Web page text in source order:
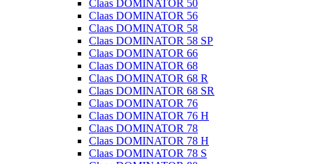
Claas DOMINATOR 50
Claas DOMINATOR 56
Claas DOMINATOR 58
Claas DOMINATOR 58 SP
Claas DOMINATOR 66
Claas DOMINATOR 68
Claas DOMINATOR 68 R
Claas DOMINATOR 68 SR
Claas DOMINATOR 76
Claas DOMINATOR 76 H
Claas DOMINATOR 78
Claas DOMINATOR 78 H
Claas DOMINATOR 78 S